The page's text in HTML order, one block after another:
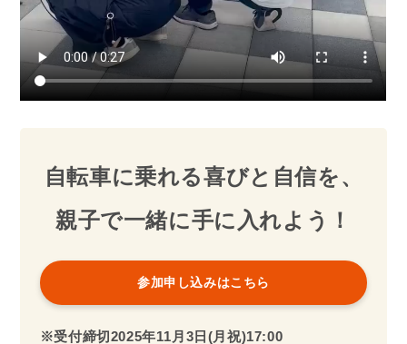
師
（実績のある講師がサポートします。）
加
費
4,400円(税込)
※事前予約必須です。オンライン決済(クレジット
カード)。先着順になります。
ご連絡ください。
をご確認ください。
要
1コマ約40分 ※多少は前後します。